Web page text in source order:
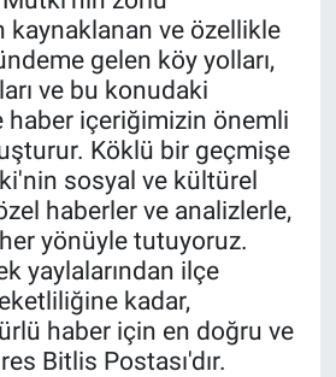
kaynaklanan ve özellikle
gelen köy yolları,
ve bu konudaki
haber içeriğimizin önemli
Köklü bir geçmişe
sosyal ve kültürel
haberler ve analizlerle,
yönüyle tutuyoruz.
yaylalarından ilçe
kadar,
haber için en doğru ve
Bitlis Postası'dır.